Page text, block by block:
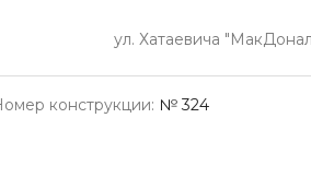
ул. Хатаевича
конструкции: № 324